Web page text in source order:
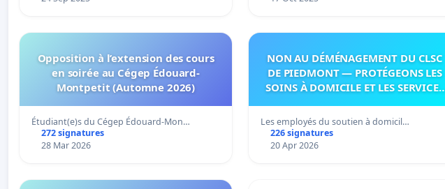
Opposition à l’extension des cours
en soirée au Cégep Édouard-
Montpetit (Automne 2026)
Étudiant(e)s du Cégep Édouard-Mon…
272 signatures
28 Mar 2026
NON AU DÉMÉNAGEMENT DU CLSC
DE PIEDMONT — PROTÉGEONS LES
SOINS À DOMICILE ET LES SERVICES
Les employés du soutien à domicil…
226 signatures
20 Apr 2026